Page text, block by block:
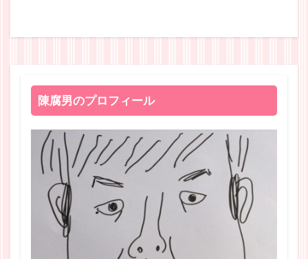
陳腐男のプロフィール